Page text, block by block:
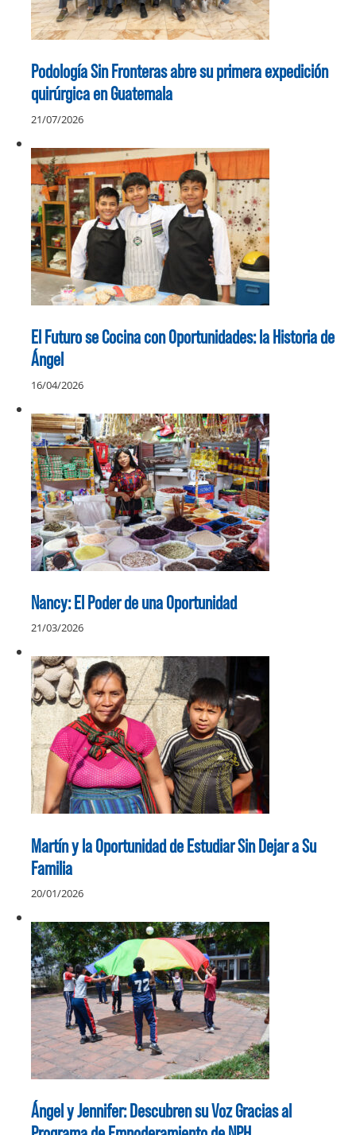
Podología Sin Fronteras abre su primera expedición
quirúrgica en Guatemala
21/07/2026
El Futuro se Cocina con Oportunidades: la Historia de
Ángel
16/04/2026
Nancy: El Poder de una Oportunidad
21/03/2026
Martín y la Oportunidad de Estudiar Sin Dejar a Su
Familia
20/01/2026
Ángel y Jennifer: Descubren su Voz Gracias al